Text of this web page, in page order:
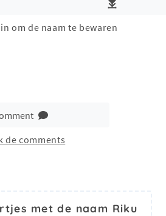
om de naam te bewaren
de comments
met de naam Riku